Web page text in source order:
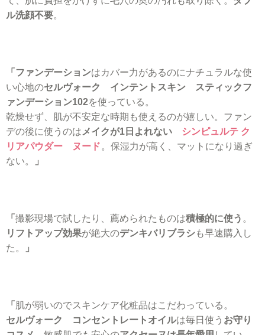
ル洗顔不要。
「ファンデーションはカバー力があるのにナチュラルな使
い心地のセルヴォーク インテントスキン スティックフ
ァンデーション102を使っている。
乾燥せず、肌が不安定な時期も使えるのが嬉しい。ファン
デの後に使うのは メイクが1日よれない
シンピュルテ ク
リアパウダー ヌード 。保湿力が高く、マットになり過ぎ
ない。
」
「 撮影現場で試したり、薦められたものは積極的に使う 。
リフトアップ効果が絶大のデンキバリブラシも早速購入し
た。
」
「 肌が弱いのでスキンケア化粧品はこだわっている。
セルヴォーク コンセントレートオイルは毎日使う お守り